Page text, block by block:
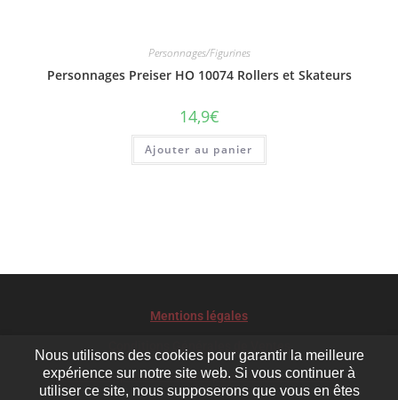
Personnages/Figurines
Personnages Preiser HO 10074 Rollers et Skateurs
14,9€
Ajouter au panier
Mentions légales
Le développement durable pour Chemins de rêves
Nous utilisons des cookies pour garantir la meilleure
expérience sur notre site web. Si vous continuer à
utiliser ce site, nous supposerons que vous en êtes